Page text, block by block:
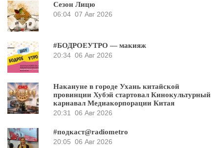
Сезон Лицю
06:04 07 Авг 2026
#БОДРОЕУТРО — макияж
20:34 06 Авг 2026
Накануне в городе Ухань китайской
провинции Хубэй стартовал Кинокультурный
карнавал Медиакорпорации Китая
20:31
06 Авг 2026
#подкаст@radiometro
20:05 06 Авг 2026